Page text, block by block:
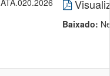
ATA.020.2026
Baixado: